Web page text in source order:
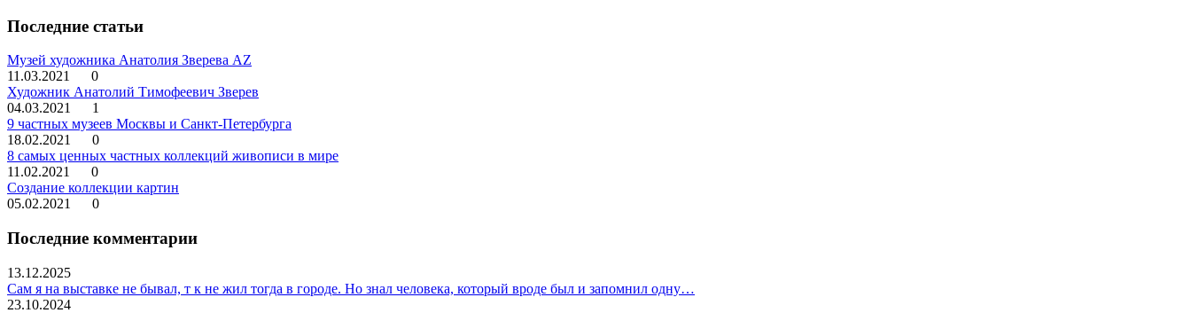
Последние статьи
Музей художника Анатолия Зверева AZ
11.03.2021
0
Художник Анатолий Тимофеевич Зверев
04.03.2021
1
9 частных музеев Москвы и Санкт-Петербурга
18.02.2021
0
8 самых ценных частных коллекций живописи в мире
11.02.2021
0
Создание коллекции картин
05.02.2021
0
Последние комментарии
13.12.2025
Сам я на выставке не бывал, т к не жил тогда в городе. Но знал человека, который вроде был и запомнил одну…
23.10.2024